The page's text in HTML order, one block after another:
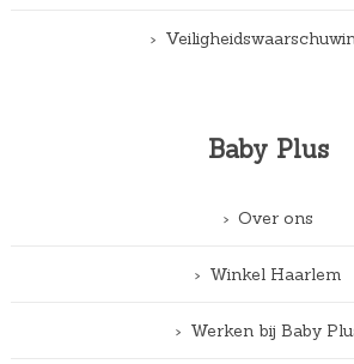
Baby Plus
Over ons
Winkel Haarlem
Werken bij Baby